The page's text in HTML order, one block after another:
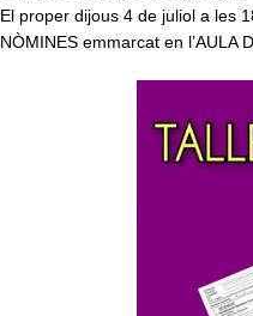
El proper dijous 4 de juliol a les
NÒMINES emmarcat en l’AULA